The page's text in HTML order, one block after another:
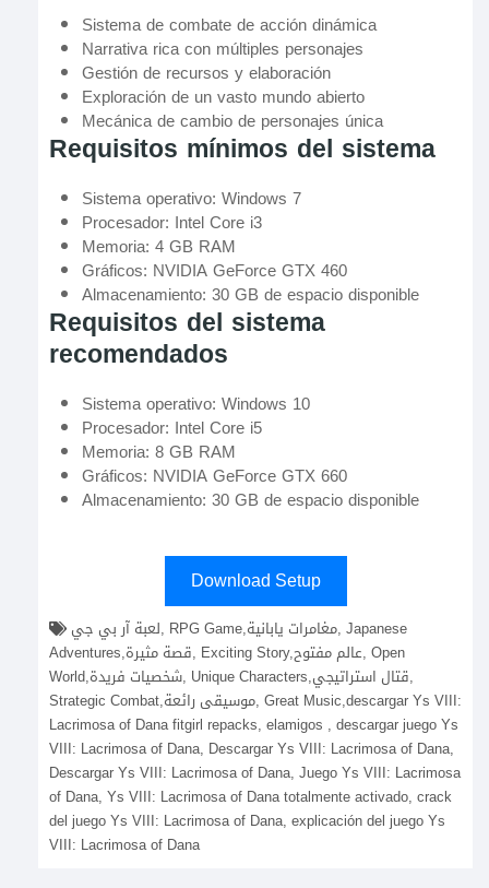
Sistema de combate de acción dinámica
Narrativa rica con múltiples personajes
Gestión de recursos y elaboración
Exploración de un vasto mundo abierto
Mecánica de cambio de personajes única
Requisitos mínimos del sistema
Sistema operativo: Windows 7
Procesador: Intel Core i3
Memoria: 4 GB RAM
Gráficos: NVIDIA GeForce GTX 460
Almacenamiento: 30 GB de espacio disponible
Requisitos del sistema
recomendados
Sistema operativo: Windows 10
Procesador: Intel Core i5
Memoria: 8 GB RAM
Gráficos: NVIDIA GeForce GTX 660
Almacenamiento: 30 GB de espacio disponible
Download Setup
Adventures,قصة مثيرة, Exciting Story,عالم مفتوح, Open
World,شخصيات فريدة, Unique Characters,قتال استراتيجي,
Strategic Combat,موسيقى رائعة, Great Music,descargar Ys VIII:
Lacrimosa of Dana fitgirl repacks, elamigos , descargar juego Ys
VIII: Lacrimosa of Dana, Descargar Ys VIII: Lacrimosa of Dana,
Descargar Ys VIII: Lacrimosa of Dana, Juego Ys VIII: Lacrimosa
of Dana, Ys VIII: Lacrimosa of Dana totalmente activado, crack
del juego Ys VIII: Lacrimosa of Dana, explicación del juego Ys
VIII: Lacrimosa of Dana